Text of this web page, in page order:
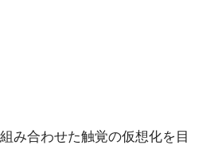
み合わせた触覚の仮想化を目